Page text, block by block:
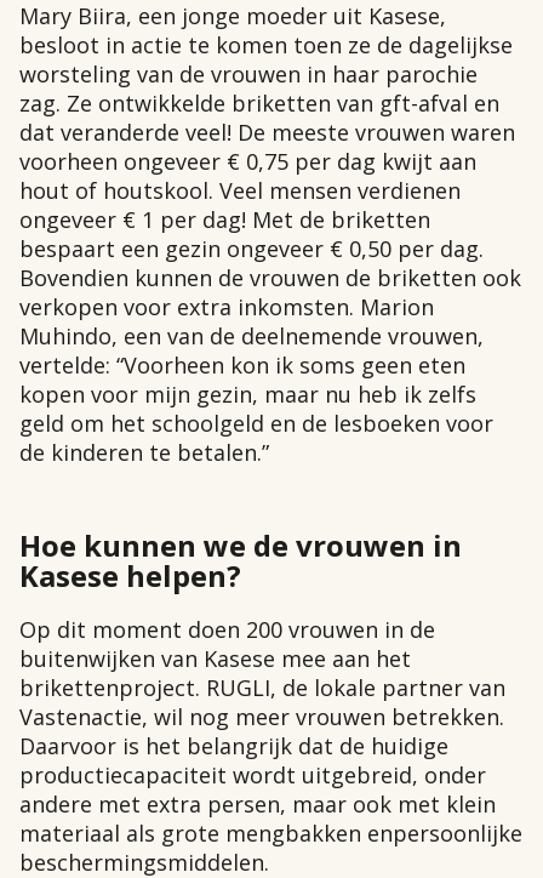
Mary Biira, een jonge moeder uit Kasese,
besloot in actie te komen toen ze de dagelijkse
worsteling van de vrouwen in haar parochie
zag. Ze ontwikkelde briketten van gft-afval en
dat veranderde veel! De meeste vrouwen waren
voorheen ongeveer € 0,75 per dag kwijt aan
hout of houtskool. Veel mensen verdienen
ongeveer € 1 per dag! Met de briketten
bespaart een gezin ongeveer € 0,50 per dag.
Bovendien kunnen de vrouwen de briketten ook
verkopen voor extra inkomsten. Marion
Muhindo, een van de deelnemende vrouwen,
vertelde: “Voorheen kon ik soms geen eten
kopen voor mijn gezin, maar nu heb ik zelfs
geld om het schoolgeld en de lesboeken voor
de kinderen te betalen.”
Hoe kunnen we de vrouwen in
Kasese helpen?
Op dit moment doen 200 vrouwen in de
buitenwijken van Kasese mee aan het
brikettenproject. RUGLI, de lokale partner van
Vastenactie, wil nog meer vrouwen betrekken.
Daarvoor is het belangrijk dat de huidige
productiecapaciteit wordt uitgebreid, onder
andere met extra persen, maar ook met klein
materiaal als grote mengbakken enpersoonlijke
beschermingsmiddelen.